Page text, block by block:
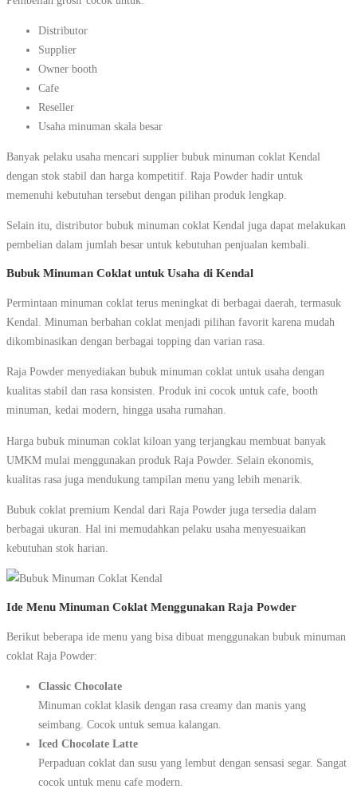
Distributor
Supplier
Owner booth
Cafe
Reseller
Usaha minuman skala besar
Banyak pelaku usaha mencari supplier bubuk minuman coklat Kendal
dengan stok stabil dan harga kompetitif. Raja Powder hadir untuk
memenuhi kebutuhan tersebut dengan pilihan produk lengkap.
Selain itu, distributor bubuk minuman coklat Kendal juga dapat melakukan
pembelian dalam jumlah besar untuk kebutuhan penjualan kembali.
Bubuk Minuman Coklat untuk Usaha di Kendal
Permintaan minuman coklat terus meningkat di berbagai daerah, termasuk
Kendal. Minuman berbahan coklat menjadi pilihan favorit karena mudah
dikombinasikan dengan berbagai topping dan varian rasa.
Raja Powder menyediakan bubuk minuman coklat untuk usaha dengan
kualitas stabil dan rasa konsisten. Produk ini cocok untuk cafe, booth
minuman, kedai modern, hingga usaha rumahan.
Harga bubuk minuman coklat kiloan yang terjangkau membuat banyak
UMKM mulai menggunakan produk Raja Powder. Selain ekonomis,
kualitas rasa juga mendukung tampilan menu yang lebih menarik.
Bubuk coklat premium Kendal dari Raja Powder juga tersedia dalam
berbagai ukuran. Hal ini memudahkan pelaku usaha menyesuaikan
kebutuhan stok harian.
Ide Menu Minuman Coklat Menggunakan Raja Powder
Berikut beberapa ide menu yang bisa dibuat menggunakan bubuk minuman
coklat Raja Powder:
Classic Chocolate
Minuman coklat klasik dengan rasa creamy dan manis yang
seimbang. Cocok untuk semua kalangan.
Iced Chocolate Latte
Perpaduan coklat dan susu yang lembut dengan sensasi segar. Sangat
cocok untuk menu cafe modern.